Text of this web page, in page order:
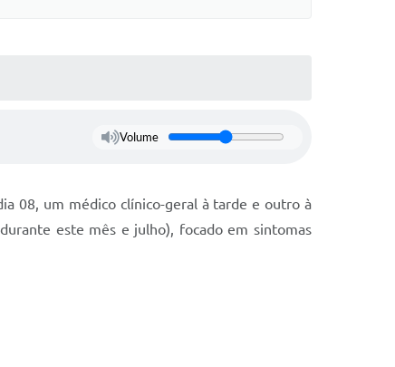
Volume
08, um médico clínico-geral à tarde e outro à
este mês e julho), focado em sintomas